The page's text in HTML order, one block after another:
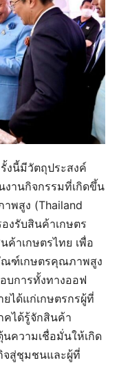
งนี้มีวัตถุประสงค์
งานกิจกรรมที่เกิดขึ้น
พสูง (Thailand
งรับสินค้าเกษตร
าเกษตรไทย เพื่อ
ณฑ์เกษตรคุณภาพสูง
บการทั้งทางออฟ
ได้แก่เกษตรกรผู้ที่
คได้รู้จักสินค้า
ความเชื่อมั่นให้เกิด
จสู่ชุมชนและผู้ที่